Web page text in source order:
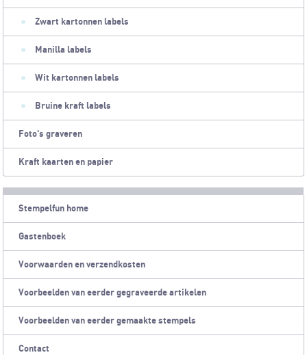
Zwart kartonnen labels
Manilla labels
Wit kartonnen labels
Bruine kraft labels
Foto's graveren
Kraft kaarten en papier
Stempelfun home
Gastenboek
Voorwaarden en verzendkosten
Voorbeelden van eerder gegraveerde artikelen
Voorbeelden van eerder gemaakte stempels
Contact